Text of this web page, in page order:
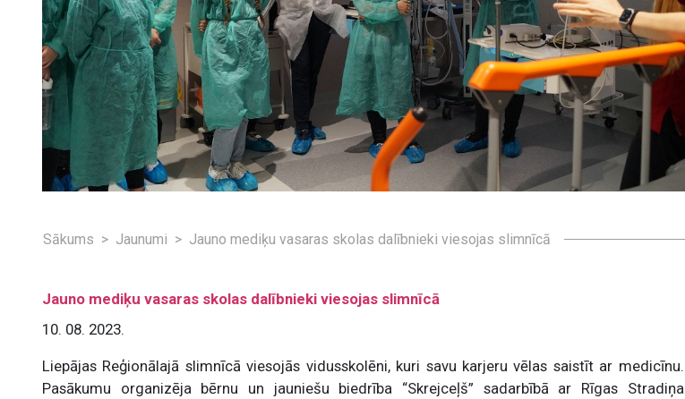
Sākums Jaunumi Jauno mediķu vasaras skolas dalībnieki viesojas slimnīcā
Jauno mediķu vasaras skolas dalībnieki viesojas slimnīcā
10. 08. 2023.
Liepājas Reģionālajā slimnīcā viesojās vidusskolēni, kuri savu karjeru vēlas saistīt ar medicīnu.
Pasākumu organizēja bērnu un jauniešu biedrība “Skrejceļš” sadarbībā ar Rīgas Stradiņa